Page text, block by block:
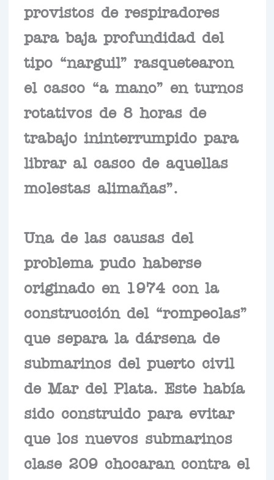
provistos de respiradores
para baja profundidad del
tipo “narguil” rasquetearon
el casco “a mano” en turnos
rotativos de 8 horas de
trabajo ininterrumpido para
librar al casco de aquellas
molestas alimañas”.
Una de las causas del
problema pudo haberse
originado en 1974 con la
construcción del “rompeolas”
que separa la dársena de
submarinos del puerto civil
de Mar del Plata. Este había
sido construido para evitar
que los nuevos submarinos
clase 209 chocaran contra el